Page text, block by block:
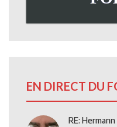
EN DIRECT DU
RE: